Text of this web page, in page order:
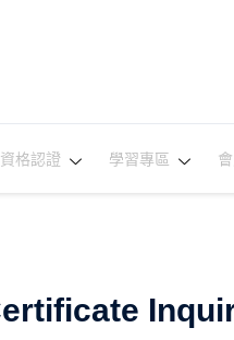
資格認證 學習專區